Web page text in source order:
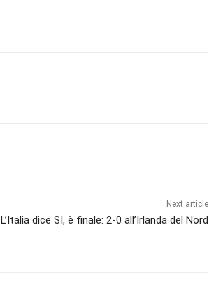
Next article
L’Italia dice SI, è finale: 2-0 all’Irlanda del Nord